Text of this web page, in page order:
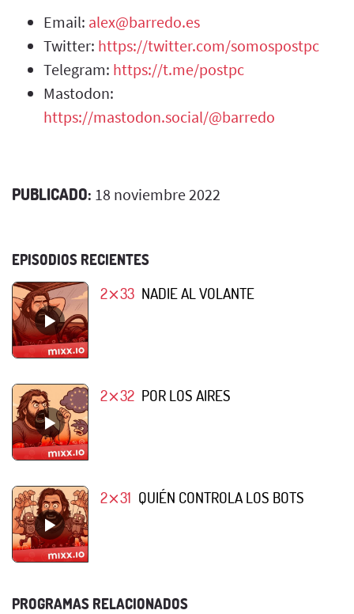
Email: alex@barredo.es
Twitter: https://twitter.com/somospostpc
Telegram: https://t.me/postpc
Mastodon:
https://mastodon.social/@barredo
PUBLICADO: 18 noviembre 2022
EPISODIOS RECIENTES
2⨯33 NADIE AL VOLANTE
2⨯32 POR LOS AIRES
2⨯31 QUIÉN CONTROLA LOS BOTS
PROGRAMAS RELACIONADOS